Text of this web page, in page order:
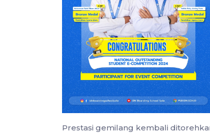
Prestasi gemilang kembali